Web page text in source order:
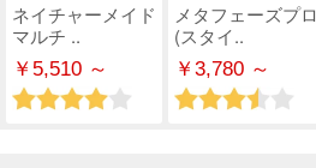
ネイチャーメイド
マルチ ..
￥5,510 ～
メタフェーズプロ
(スタイ..
￥3,780 ～